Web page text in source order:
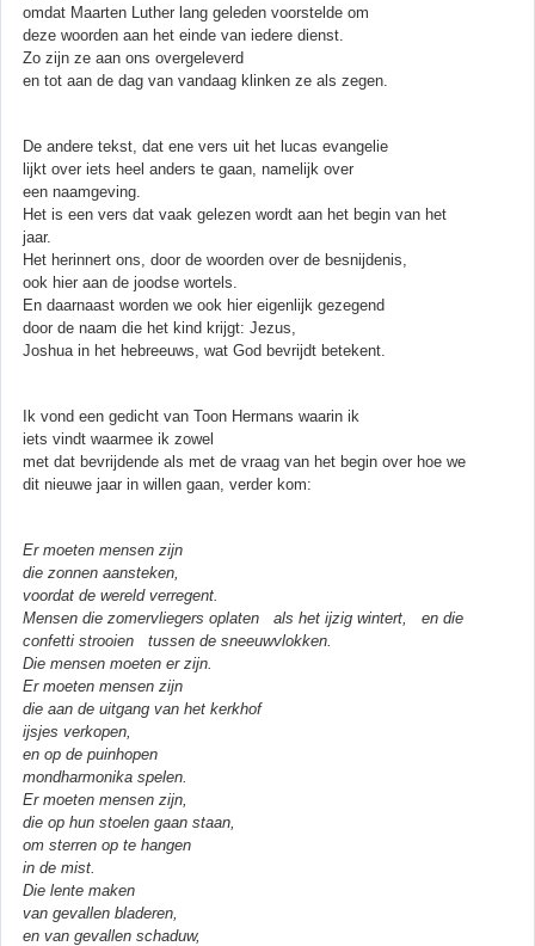
omdat Maarten Luther lang geleden voorstelde om
deze woorden aan het einde van iedere dienst.
Zo zijn ze aan ons overgeleverd
en tot aan de dag van vandaag klinken ze als zegen.
De andere tekst, dat ene vers uit het lucas evangelie
lijkt over iets heel anders te gaan, namelijk over
een naamgeving.
Het is een vers dat vaak gelezen wordt aan het begin van het
jaar.
Het herinnert ons, door de woorden over de besnijdenis,
ook hier aan de joodse wortels.
En daarnaast worden we ook hier eigenlijk gezegend
door de naam die het kind krijgt: Jezus,
Joshua in het hebreeuws, wat God bevrijdt betekent.
Ik vond een gedicht van Toon Hermans waarin ik
iets vindt waarmee ik zowel
met dat bevrijdende als met de vraag van het begin over hoe we
dit nieuwe jaar in willen gaan, verder kom:
Er moeten mensen zijn
die zonnen aansteken,
voordat de wereld verregent.
Mensen die zomervliegers oplaten als het ijzig wintert, en die
confetti strooien tussen de sneeuwvlokken.
Die mensen moeten er zijn.
Er moeten mensen zijn
die aan de uitgang van het kerkhof
ijsjes verkopen,
en op de puinhopen
mondharmonika spelen.
Er moeten mensen zijn,
die op hun stoelen gaan staan,
om sterren op te hangen
in de mist.
Die lente maken
van gevallen bladeren,
en van gevallen schaduw,